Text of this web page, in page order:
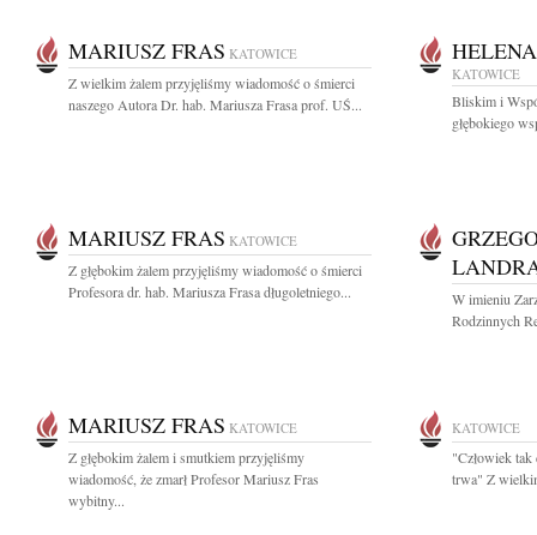
MARIUSZ FRAS KATOWICE
Z wielkim żalem przyjęliśmy wiadomość o śmierci
naszego Autora Dr. hab. Mariusza Frasa prof. UŚ...
KATOWICE
Bliskim i
głębokiego
MARIUSZ FRAS KATOWICE
Z głębokim żalem przyjęliśmy wiadomość o śmierci
Profesora dr. hab. Mariusza Frasa długoletniego...
W imieniu
Rodzinnych
MARIUSZ FRAS KATOWICE
Z głębokim żalem i smutkiem przyjęliśmy
wiadomość, że zmarł Profesor Mariusz Fras
wybitny...
KATOWICE
"Człowiek tak
trwa" Z